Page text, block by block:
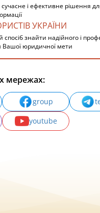
і ефективне рішення
УКРАЇНИ
знайти надійного і
Вашої юридичної мети
мережах:
group
youtube